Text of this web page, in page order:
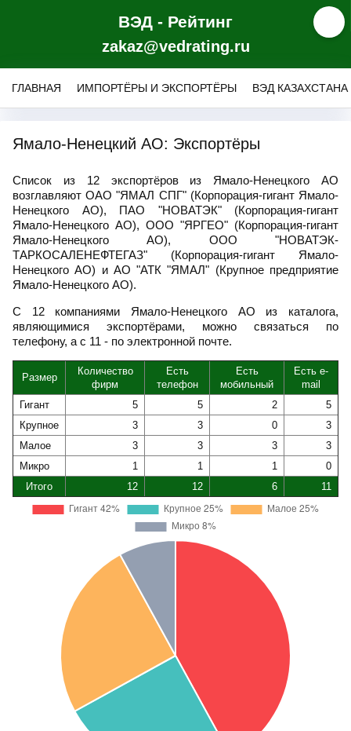
ВЭД - Рейтинг
zakaz@vedrating.ru
ГЛАВНАЯ ИМПОРТЁРЫ И ЭКСПОРТЁРЫ ВЭД КАЗАХСТАНА
Ямало-Ненецкий АО: Экспортёры
Список из 12 экспортёров из Ямало-Ненецкого АО
возглавляют ОАО "ЯМАЛ СПГ" (Корпорация-гигант Ямало-
Ненецкого АО), ПАО "НОВАТЭК" (Корпорация-гигант
Ямало-Ненецкого АО), ООО "ЯРГЕО" (Корпорация-гигант
Ямало-Ненецкого АО), ООО "НОВАТЭК-
ТАРКОСАЛЕНЕФТЕГАЗ" (Корпорация-гигант Ямало-
Ненецкого АО) и АО "АТК "ЯМАЛ" (Крупное предприятие
Ямало-Ненецкого АО).
С 12 компаниями Ямало-Ненецкого АО из каталога,
являющимися экспортёрами, можно связаться по
телефону, а с 11 - по электронной почте.
Размер
Количество
фирм
Есть
телефон
Есть
мобильный
Есть e-
mail
Гигант
5 5 2
5
Крупное
3 3 0
3
Малое
3 3 3
3
Микро
1 1 1
0
Итого
12 12 6 11